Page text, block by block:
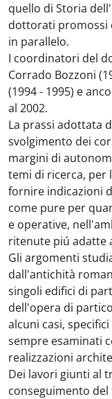
quello di Storia
dottorati promossi
in parallelo.
I coordinatori del
Corrado Bozzoni
(1994 - 1995) e
al 2002.
La prassi adottata
svolgimento dei
margini di
temi di ricerca, per
fornire indicazioni
come pure per
e operative,
ritenute piú adatte
Gli argomenti
dall'antichità
singoli edifici di
dell'opera di
alcuni casi,
sempre esaminati
realizzazioni
Dei lavori giunti al
conseguimento